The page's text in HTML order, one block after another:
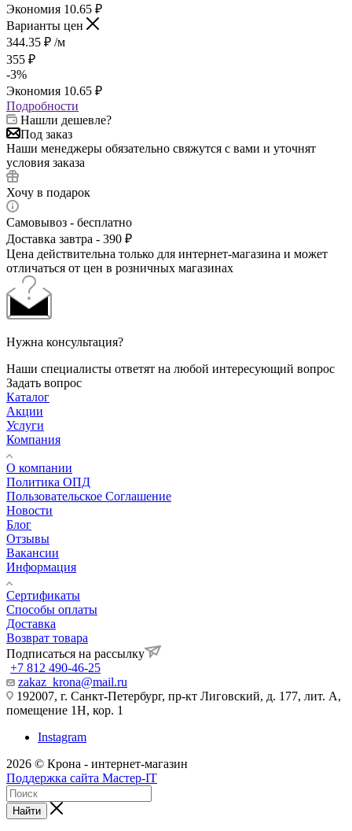
Экономия 10.65 ₽
Варианты цен
344.35 ₽ /м
355 ₽
-3%
Экономия 10.65 ₽
Подробности
Нашли дешевле?
Под заказ
Наши менеджеры обязательно свяжутся с вами и уточнят
условия заказа
Хочу в подарок
Самовывоз - бесплатно
Доставка завтра - 390 ₽
Цена действительна только для интернет-магазина и может
отличаться от цен в розничных магазинах
Нужна консультация?
Наши специалисты ответят на любой интересующий вопрос
Задать вопрос
Каталог
Акции
Услуги
Компания
О компании
Политика ОПД
Пользовательское Соглашение
Новости
Блог
Отзывы
Вакансии
Информация
Сертификаты
Способы оплаты
Доставка
Возврат товара
Подписаться на рассылку
+7 812 490-46-25
zakaz_krona@mail.ru
192007, г. Санкт-Петербург, пр-кт Лиговский, д. 177, лит. А,
помещение 1Н, кор. 1
Instagram
2026 © Крона - интернет-магазин
Поддержка сайта Мастер-IT
Найти